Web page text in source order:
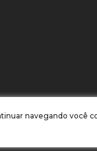
navegando você